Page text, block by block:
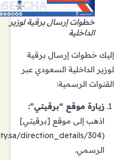
خطوات إرسال برقية لوزير
الداخلية
إليك خطوات إرسال برقية
لوزير الداخلية السعودي عبر
القنوات الرسمية:
زيارة موقع “برقيتي”:
اذهب إلى موقع [برقيتي]
الرسمي.